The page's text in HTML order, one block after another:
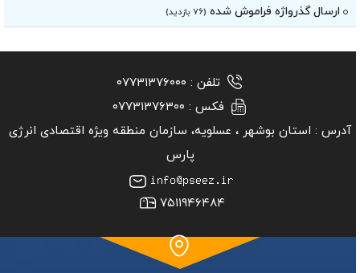
ارسال گذرواژه فراموش شده (۷۶ بازدید)
تلفن : ۰۷۷۳۱۳۷۶۰۰۰
فکس : ۰۷۷۳۱۳۷۶۳۰۰
آدرس : استان بوشهر ‏، عسلویه، سازمان منطقه ویژه اقتصادی انرژی
پارس
۷۵۱۱۹۴۶۴۸۴